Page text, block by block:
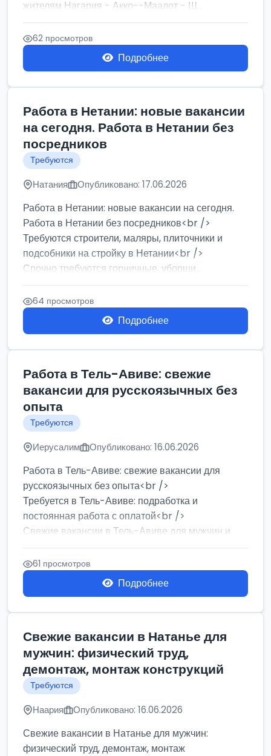
жителям Нагария - Акко--Маалот - Ш...
62 просмотров
Подробнее
Работа в Нетании: новые вакансии
на сегодня. Работа в Нетании без
посредников
Требуются
Натания Опубликовано: 17.06.2026
Работа в Нетании: новые вакансии на сегодня.
Работа в Нетании без посредников<br />
Требуются строители, маляры, плиточники и
подсобники на стройку в Нетании<br />
Срочно требуются горничные, уборщи...
64 просмотров
Подробнее
Работа в Тель-Авиве: свежие
вакансии для русскоязычных без
опыта
Требуются
Иерусалим Опубликовано: 16.06.2026
Работа в Тель-Авиве: свежие вакансии для
русскоязычных без опыта<br />
Требуется в Тель-Авиве: подработка и
постоянная работа с оплатой<br />
Свежие вакансии в Тель-Авиве для мужчин и
женщин от хозя...
61 просмотров
Подробнее
Свежие вакансии в Натанье для
мужчин: физический труд,
демонтаж, монтаж конструкций
Требуются
Наария Опубликовано: 16.06.2026
Свежие вакансии в Натанье для мужчин:
физический труд, демонтаж, монтаж